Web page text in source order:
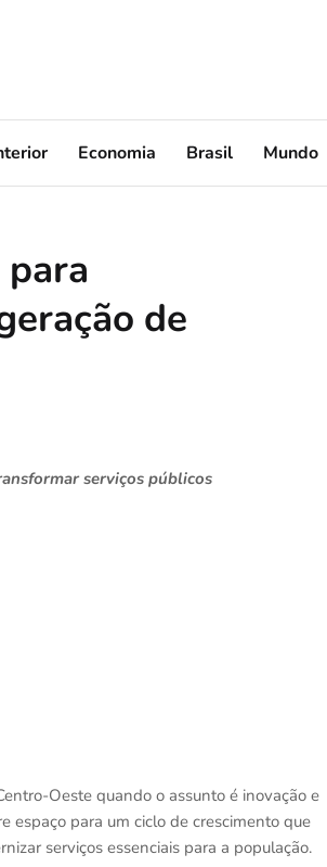
Economia Brasil Mundo
de
serviços públicos
Oeste quando o assunto é inovação e
espaço para um ciclo de crescimento que
serviços essenciais para a população.